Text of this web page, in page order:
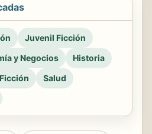
Juvenil Ficción
y Negocios
Historia
Salud